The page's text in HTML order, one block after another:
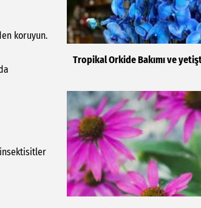
koruyun.
Tropikal Orkide Bakımı ve